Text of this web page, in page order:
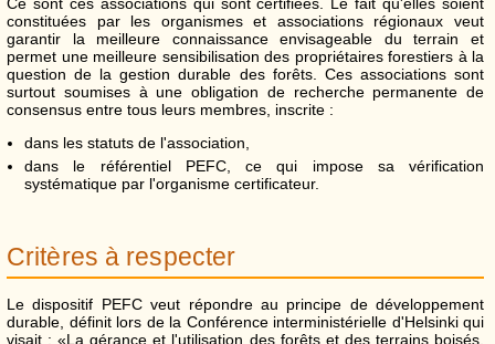
constituées par les organismes et associations régionaux veut
garantir la meilleure connaissance envisageable du terrain et
permet une meilleure sensibilisation des propriétaires forestiers à la
question de la gestion durable des forêts. Ces associations sont
surtout soumises à une obligation de recherche permanente de
consensus entre tous leurs membres, inscrite :
dans les statuts de l'association,
dans le référentiel PEFC, ce qui impose sa vérification
systématique par l'organisme certificateur.
Critères à respecter
Le dispositif PEFC veut répondre au principe de développement
durable, définit lors de la Conférence interministérielle d'Helsinki qui
visait : «La gérance et l'utilisation des forêts et des terrains boisés,